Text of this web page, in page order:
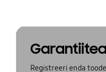
Registreeri enda